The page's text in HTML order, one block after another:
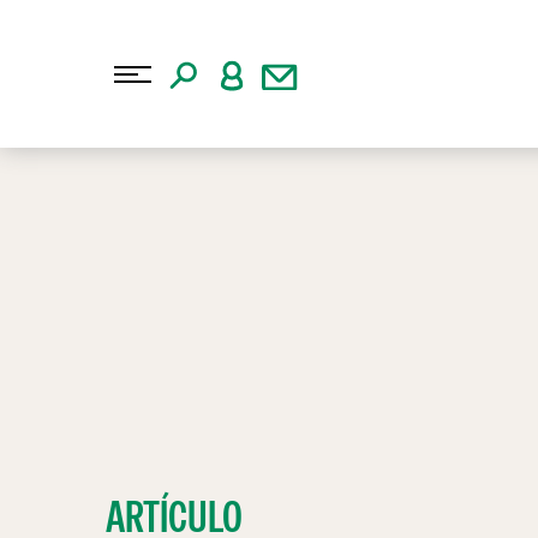
ARTÍCULO